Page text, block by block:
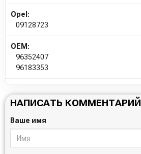
Opel:
09128723
OEM:
96352407
96183353
НАПИСАТЬ КОММЕНТАРИЙ
Ваше имя